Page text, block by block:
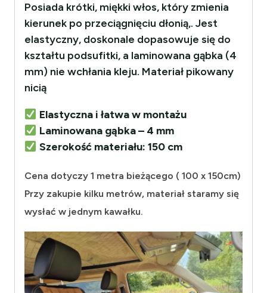
Posiada krótki, miękki włos, który zmienia
kierunek po przeciągnięciu dłonią,. Jest
elastyczny, doskonale dopasowuje się do
kształtu podsufitki, a laminowana gąbka (4
mm) nie wchłania kleju. Materiał pikowany
nicią
Elastyczna i łatwa w montażu
Laminowana gąbka – 4 mm
Szerokość materiału: 150 cm
Cena dotyczy 1 metra bieżącego ( 100 x 150cm)
Przy zakupie kilku metrów, materiał staramy się
wysłać w jednym kawałku.